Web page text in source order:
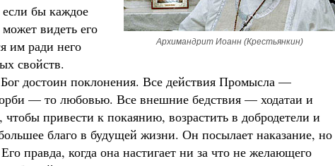
Архимандрит Иоанн (Крестьянкин)
если бы каждое
видеть его
им ради него
свойств.
достоин поклонения. Все действия Промысла —
— то любовью. Все внешние бедствия — ходатаи и
привести к покаянию, возрастить в добродетели и
благо в будущей жизни. Он посылает наказание, но
правда, когда она настигает ни за что не желающего